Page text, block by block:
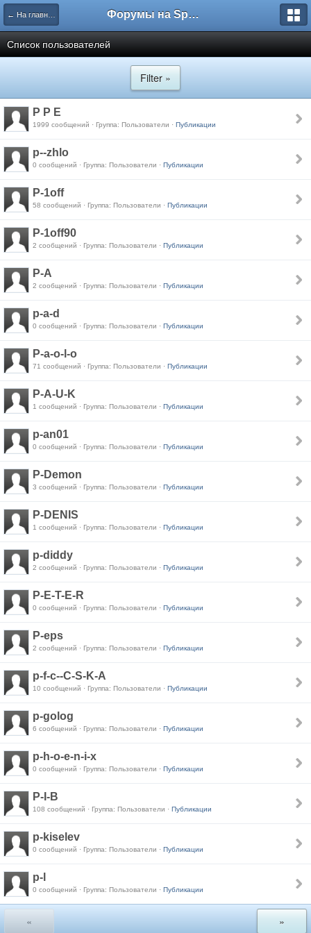
← На главную Форумы на Sportbox.ru
Список пользователей
Filter »
P P E
1999 сообщений · Группа: Пользователи · Публикации
p--zhlo
0 сообщений · Группа: Пользователи · Публикации
P-1off
58 сообщений · Группа: Пользователи · Публикации
P-1off90
2 сообщений · Группа: Пользователи · Публикации
P-A
2 сообщений · Группа: Пользователи · Публикации
p-a-d
0 сообщений · Группа: Пользователи · Публикации
P-a-o-l-o
71 сообщений · Группа: Пользователи · Публикации
P-A-U-K
1 сообщений · Группа: Пользователи · Публикации
p-an01
0 сообщений · Группа: Пользователи · Публикации
P-Demon
3 сообщений · Группа: Пользователи · Публикации
P-DENIS
1 сообщений · Группа: Пользователи · Публикации
p-diddy
2 сообщений · Группа: Пользователи · Публикации
P-E-T-E-R
0 сообщений · Группа: Пользователи · Публикации
P-eps
2 сообщений · Группа: Пользователи · Публикации
p-f-c--C-S-K-A
10 сообщений · Группа: Пользователи · Публикации
p-golog
6 сообщений · Группа: Пользователи · Публикации
p-h-o-e-n-i-x
0 сообщений · Группа: Пользователи · Публикации
P-I-B
108 сообщений · Группа: Пользователи · Публикации
p-kiselev
0 сообщений · Группа: Пользователи · Публикации
p-l
0 сообщений · Группа: Пользователи · Публикации
« »